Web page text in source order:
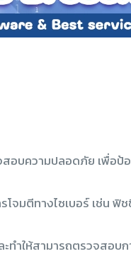
สอบความปลอดภัย เพื่อป้
จมตีทางไซเบอร์ เช่น ฟิ
ทำให้สามารถตรวจสอบ